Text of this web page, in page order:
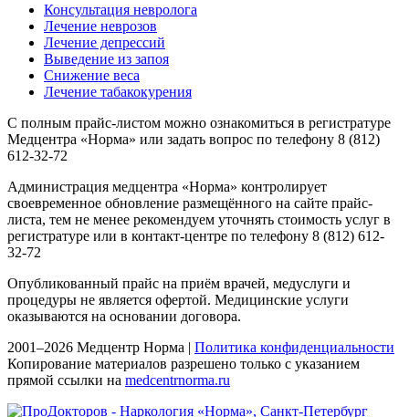
Консультация невролога
Лечение неврозов
Лечение депрессий
Выведение из запоя
Снижение веса
Лечение табакокурения
С полным прайс-листом можно ознакомиться в регистратуре
Медцентра «Норма» или задать вопрос по телефону 8 (812)
612-32-72
Администрация медцентра «Норма» контролирует
своевременное обновление размещённого на сайте прайс-
листа, тем не менее рекомендуем уточнять стоимость услуг в
регистратуре или в контакт-центре по телефону 8 (812) 612-
32-72
Опубликованный прайс на приём врачей, медуслуги и
процедуры не является офертой. Медицинские услуги
оказываются на основании договора.
2001–2026 Медцентр Норма | Политика конфиденциальности
Копирование материалов разрешено только с указанием
прямой ссылки на medcentrnorma.ru